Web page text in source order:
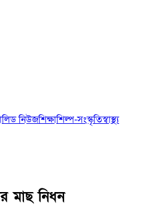
লিড নিউজশিক্ষাশিল্প-সংস্কৃতিস্বাস্থ্য
মাছ নিধন